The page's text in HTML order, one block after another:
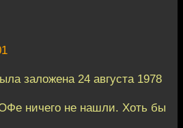
заложена 24 августа 1978
ничего не нашли. Хоть бы